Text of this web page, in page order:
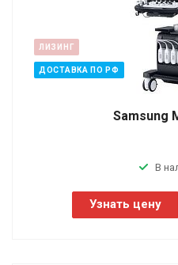
ЛИЗИНГ
ДОСТАВКА ПО РФ
Samsung
В
Узнать цену